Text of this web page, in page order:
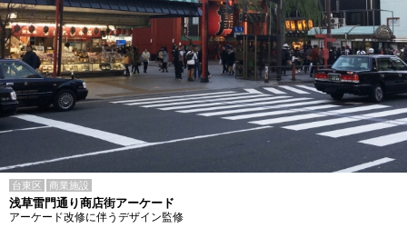
台東区 商業施設
浅草雷門通り商店街アーケード
アーケード改修に伴うデザイン監修